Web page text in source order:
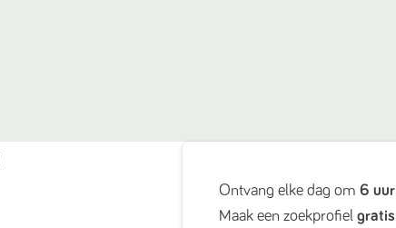
Ontvang elke dag om6 uur
Maak een zoekprofielgratis